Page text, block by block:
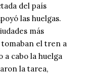
del país
las huelgas.
más
tomaban el tren a
a cabo la huelga
la tarea,